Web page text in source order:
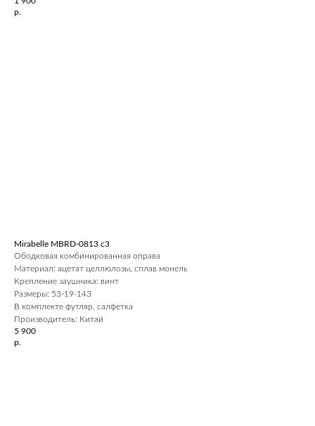
р.
Mirabelle MBRD-0813 c3
Ободковая комбинированная оправа
Материал: ацетат целлюлозы, сплав монель
Крепление заушника: винт
Размеры: 53-19-143
В комплекте футляр, салфетка
Производитель: Китай
5 900
р.